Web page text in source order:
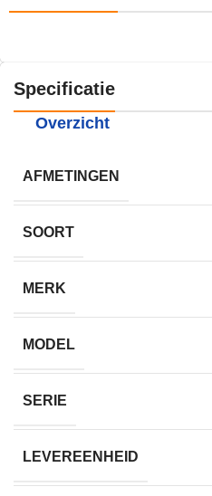
Specificatie
Overzicht
AFMETINGEN
SOORT
MERK
MODEL
SERIE
LEVEREENHEID